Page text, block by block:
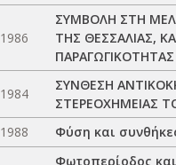
1986
ΣΥΜΒΟΛΗ ΣΤΗ
ΤΗΣ ΘΕΣΣΑΛΙΑΣ,
1984
ΣΥΝΘΕΣΗ
ΣΤΕΡΕΟΧΗΜΕΙΑΣ
1988 Φύση και
Φωτοπερίοδος